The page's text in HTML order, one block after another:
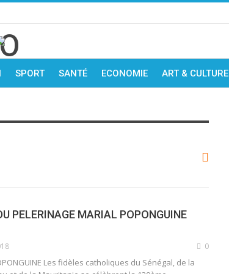
SPORT SANTÉ ECONOMIE ART & CULTURE
PELERINAGE MARIAL POPONGUINE
0
Les fidèles catholiques du Sénégal, de la